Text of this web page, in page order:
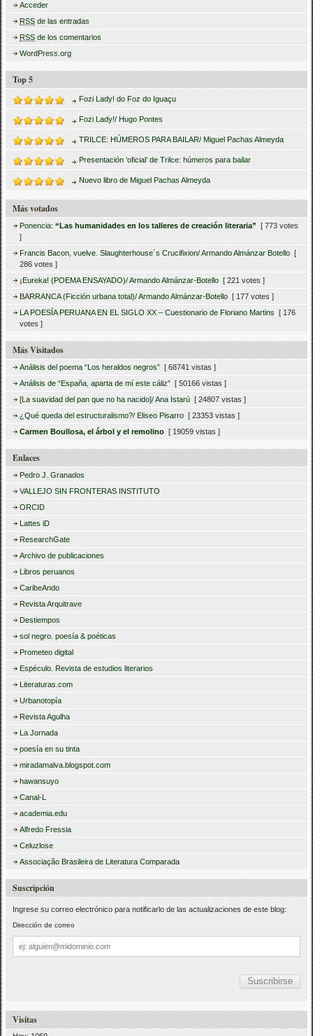
Acceder
RSS de las entradas
RSS de los comentarios
WordPress.org
Top 5
Fozi Lady! do Foz do Iguaçu
Fozi Lady!/ Hugo Pontes
TRILCE: HÚMEROS PARA BAILAR/ Miguel Pachas Almeyda
Presentación ‘oficial’ de Trilce: húmeros para bailar
Nuevo libro de Miguel Pachas Almeyda
Más votados
Ponencia:“Las humanidades en los talleres de creación literaria”
[ 773 votes
]
Francis Bacon, vuelve. Slaughterhouse´s Crucifixion/ Armando Almánzar Botello [
286 votes ]
¡Eureka! (POEMA ENSAYADO)/ Armando Almánzar-Botello [ 221 votes ]
BARRANCA (Ficción urbana total)/ Armando Almánzar-Botello [ 177 votes ]
LA POESÍA PERUANA EN EL SIGLO XX – Cuestionario de Floriano Martins
[ 176
votes ]
Más Visitados
Análisis del poema “Los heraldos negros” [ 68741 vistas ]
Análisis de “España, aparta de mí este cáliz” [ 50166 vistas ]
[La suavidad del pan que no ha nacido]/ Ana Istarú [ 24807 vistas ]
¿Qué queda del estructuralismo?/ Eliseo Pisarro [ 23353 vistas ]
Carmen Boullosa, el árbol y el remolino [ 19059 vistas ]
Enlaces
Pedro J. Granados
VALLEJO SIN FRONTERAS INSTITUTO
ORCID
Lattes iD
ResearchGate
Archivo de publicaciones
Libros peruanos
CaribeAndo
Revista Arquitrave
Destiempos
sol negro. poesía & poéticas
Prometeo digital
Espéculo. Revista de estudios literarios
Literaturas.com
Urbanotopía
Revista Agulha
La Jornada
poesía en su tinta
miradamalva.blogspot.com
hawansuyo
Canal-L
academia.edu
Alfredo Fressia
Celuzlose
Associação Brasileira de Literatura Comparada
Suscripción
Ingrese su correo electrónico para notificarlo de las actualizaciones de este blog:
Dirección de correo
Dirección
de
correo
Visitas